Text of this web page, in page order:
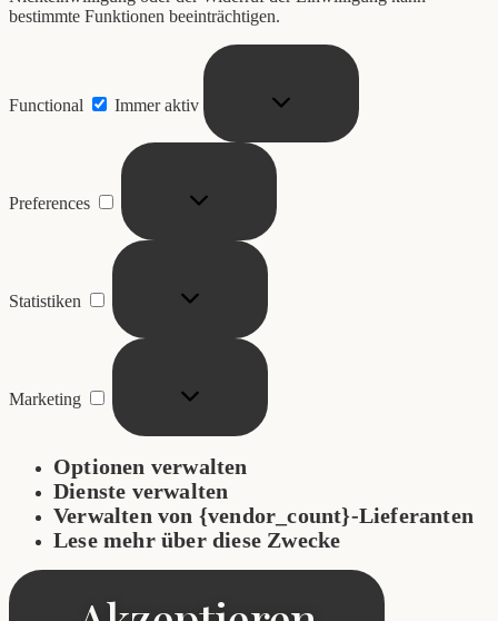
bestimmte Funktionen beeinträchtigen.
Functional Immer aktiv
Preferences
Statistiken
Marketing
Optionen verwalten
Dienste verwalten
Verwalten von {vendor_count}-Lieferanten
Lese mehr über diese Zwecke